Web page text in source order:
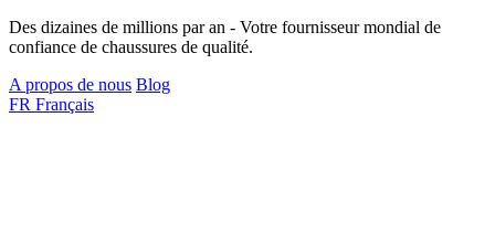
Des dizaines de millions par an - Votre fournisseur mondial de
confiance de chaussures de qualité.
A propos de nous Blog
FR Français